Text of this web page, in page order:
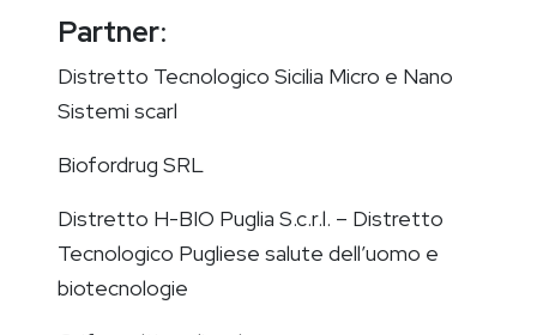
Partner:
Distretto Tecnologico Sicilia Micro e Nano
Sistemi scarl
Biofordrug SRL
Distretto H-BIO Puglia S.c.r.l. – Distretto
Tecnologico Pugliese salute dell’uomo e
biotecnologie